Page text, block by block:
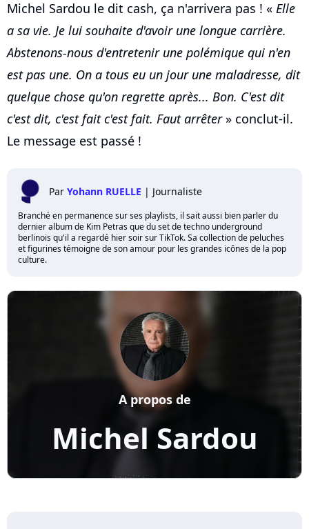
Michel Sardou le dit cash, ça n'arrivera pas ! « Elle
a sa vie. Je lui souhaite d'avoir une longue carrière.
Abstenons-nous d'entretenir une polémique qui n'en
est pas une. On a tous eu un jour une maladresse, dit
quelque chose qu'on regrette après... Bon. C'est dit
c'est dit, c'est fait c'est fait. Faut arrêter» conclut-il.
Le message est passé !
Par Yohann RUELLE | Journaliste
Branché en permanence sur ses playlists, il sait aussi bien parler du
dernier album de Kim Petras que du set de techno underground
berlinois qu'il a regardé hier soir sur TikTok. Sa collection de peluches
et figurines témoigne de son amour pour les grandes icônes de la pop
culture.
Michel Sardou
A propos de